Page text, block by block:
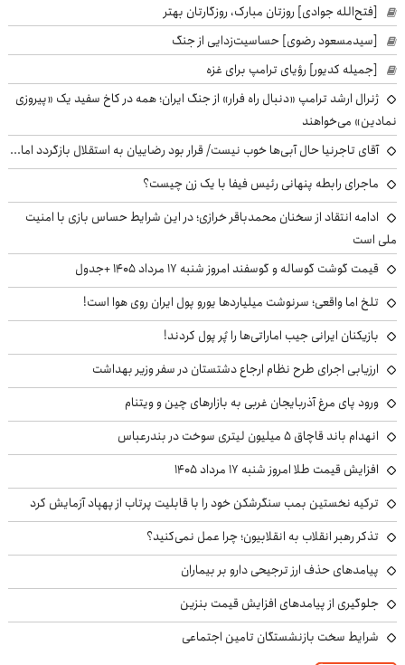
[فتح‌الله جوادی] روزتان مبارک، روزگارتان بهتر
[سیدمسعود رضوی] حساسیت‌زدایی از جنگ
[جمیله کدیور] رؤیای ترامپ برای غزه
ژنرال ارشد ترامپ «دنبال راه فرار» از جنگ ایران؛ همه در کاخ سفید یک «پیروزی
نمادین» می‌خواهند
آقای تاجرنیا حال آبی‌ها خوب نیست/ قرار بود رضاییان به استقلال بازگردد اما...
ماجرای رابطه پنهانی رئیس فیفا با یک زن چیست؟
ادامه انتقاد از سخنان محمدباقر خرازی؛ در این شرایط حساس بازی با امنیت
ملی است
قیمت گوشت گوساله و گوسفند امروز شنبه ۱۷ مرداد ۱۴۰۵ +جدول
تلخ اما واقعی؛ سرنوشت میلیاردها یورو پول ایران روی هوا است!
بازیکنان ایرانی جیب اماراتی‌ها را پُر پول کردند!
ارزیابی اجرای طرح نظام ارجاع دشتستان در سفر وزیر بهداشت
ورود پای مرغ آذربایجان غربی به بازارهای چین و ویتنام
انهدام باند قاچاق ۵ میلیون لیتری سوخت در بندرعباس
افزایش قیمت طلا امروز شنبه ۱۷ مرداد ۱۴۰۵
ترکیه نخستین بمب سنگرشکن خود را با قابلیت پرتاب از پهپاد آزمایش کرد
تذکر رهبر انقلاب به انقلابیون؛ چرا عمل نمی‌کنید؟
پیامدهای حذف ارز ترجیحی دارو بر بیماران
جلوگیری از پیامدهای افزایش قیمت بنزین
شرایط سخت بازنشستگان تامین اجتماعی